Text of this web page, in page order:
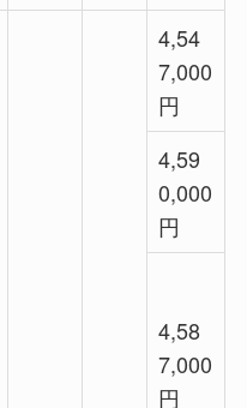
4,54
7,000
円
4,59
0,000
円
4,58
7,000
円